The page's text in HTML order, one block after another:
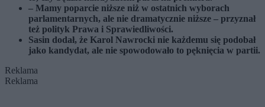
– Mamy poparcie niższe niż w ostatnich wyborach
parlamentarnych, ale nie dramatycznie niższe – przyznał
też polityk Prawa i Sprawiedliwości.
Sasin dodał, że Karol Nawrocki nie każdemu się podobał
jako kandydat, ale nie spowodowało to pęknięcia w partii.
Reklama
Reklama